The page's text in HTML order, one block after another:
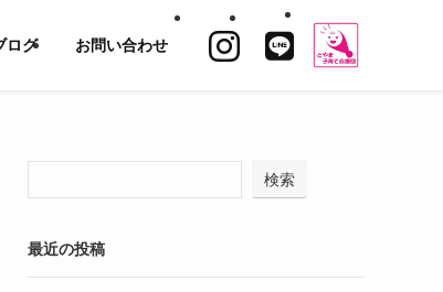
ログ お問い合わせ
検索
最近の投稿